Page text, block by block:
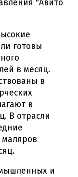
"Авито
готовы
в месяц.
в
в
В отрасли
и